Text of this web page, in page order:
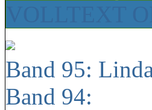
Band 95:
Band 94: